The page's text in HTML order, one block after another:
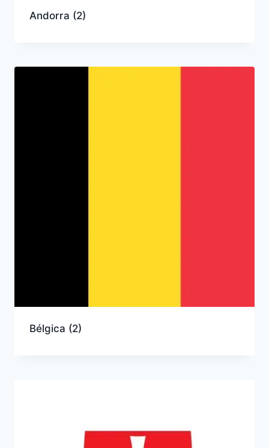
Andorra (2)
Bélgica (2)